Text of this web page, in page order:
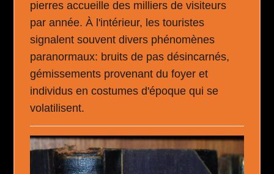
pierres accueille des milliers de visiteurs
par année. À l'intérieur, les touristes
signalent souvent divers phénomènes
paranormaux: bruits de pas désincarnés,
gémissements provenant du foyer et
individus en costumes d'époque qui se
volatilisent.